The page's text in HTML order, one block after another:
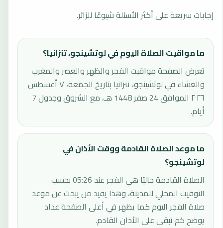
إجابات سريعة على أكثر الأسئلة شيوعًا للزائر.
ما مواقيت الصلاة اليوم في لوتشينجو، تنزانيا؟
تعرض الصفحة مواقيت الفجر والظهر والعصر والمغرب
والعشاء في لوتشينجو، تنزانيا بتاريخ الجمعة، ٧ أغسطس
٢٠٢٦ الموافق 24 صفر 1448 هـ، مع الشروق وجدول 7
أيام.
ما موعد الصلاة القادمة ووقت الأذان في
لوتشينجو؟
الصلاة القادمة حاليًا هي الفجر عند 05:26 بحسب
التوقيت المحلي للمدينة، وهذا يفيد من يبحث عن موعد
صلاة الفجر اليوم كما يظهر في أعلى الصفحة عداد
يوضح كم تبقى على الأذان القادم.